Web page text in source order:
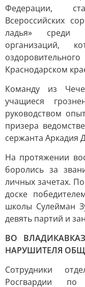
Федерации,
Всероссийских
ладья» среди
организаций,
Краснодарском
Команду из
учащиеся
руководством
призера
сержанта Аркадия
На протяжении
боролись за
личных зачетах.
доске
школы Сулейман
девять партий и
ВО
НАРУШИТЕЛЯ
Сотрудники
Росгвардии по